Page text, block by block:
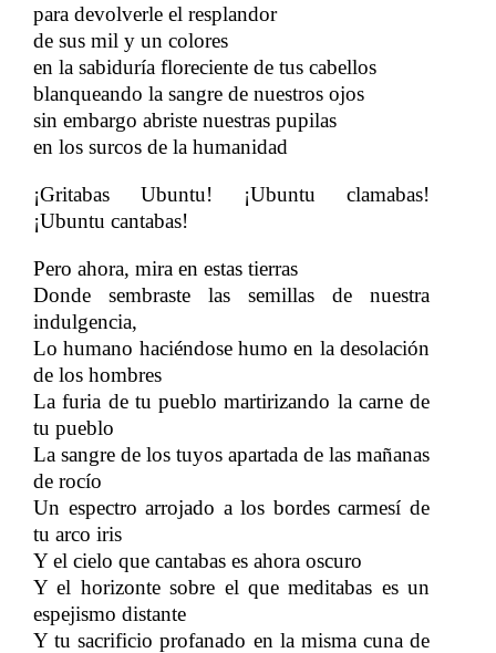
para devolverle el resplandor
de sus mil y un colores
en la sabiduría floreciente de tus cabellos
blanqueando la sangre de nuestros ojos
sin embargo abriste nuestras pupilas
en los surcos de la humanidad
¡Gritabas Ubuntu! ¡Ubuntu clamabas!
¡Ubuntu cantabas!
Pero ahora, mira en estas tierras
Donde sembraste las semillas de nuestra
indulgencia,
Lo humano haciéndose humo en la desolación
de los hombres
La furia de tu pueblo martirizando la carne de
tu pueblo
La sangre de los tuyos apartada de las mañanas
de rocío
Un espectro arrojado a los bordes carmesí de
tu arco iris
Y el cielo que cantabas es ahora oscuro
Y el horizonte sobre el que meditabas es un
espejismo distante
Y tu sacrificio profanado en la misma cuna de